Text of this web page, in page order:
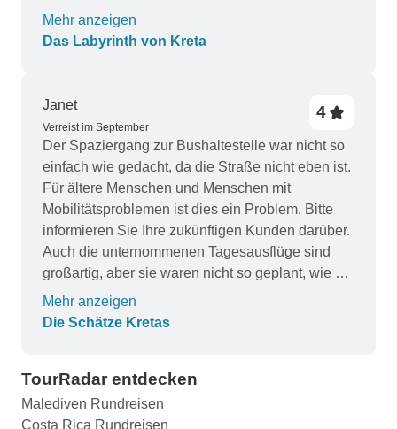
mich die Dinge selbst regeln zu lassen, hat
Destination Services alles getan, um
Wir hatten eine wunderbare Zeit, wir könnten
nicht zufriedener mit Destination Services sein
und die geplanten Aktivitäten waren wirklich
großartig, wir haben den Off-Road-Ausflug
wirklich geliebt.
Mehr anzeigen
Das Labyrinth von Kreta
Janet
Verreist im September
4
Der Spaziergang zur Bushaltestelle war nicht so
einfach wie gedacht, da die Straße nicht eben ist.
Für ältere Menschen und Menschen mit
Mobilitätsproblemen ist dies ein Problem. Bitte
informieren Sie Ihre zukünftigen Kunden darüber.
Auch die unternommenen Tagesausflüge sind
großartig, aber sie waren nicht so geplant, wie sie
veröffentlicht wurden. Das bedeutete, dass der
freie Tag nicht der erste, sondern der letzte Tag
Die Tagesausflüge wurden an TUI ausgelagert.
Das wurde auch erst bei der siebentägigen
Benachrichtigung klargestellt, als alle Gutscheine
Mehr anzeigen
Die Schätze Kretas
TourRadar entdecken
Malediven Rundreisen
Costa Rica Rundreisen